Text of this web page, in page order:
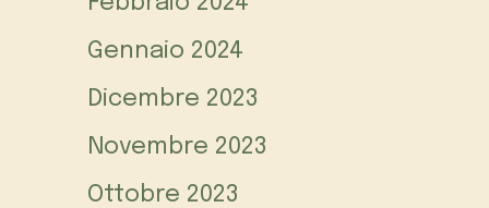
Gennaio 2024
Dicembre 2023
Novembre 2023
Ottobre 2023